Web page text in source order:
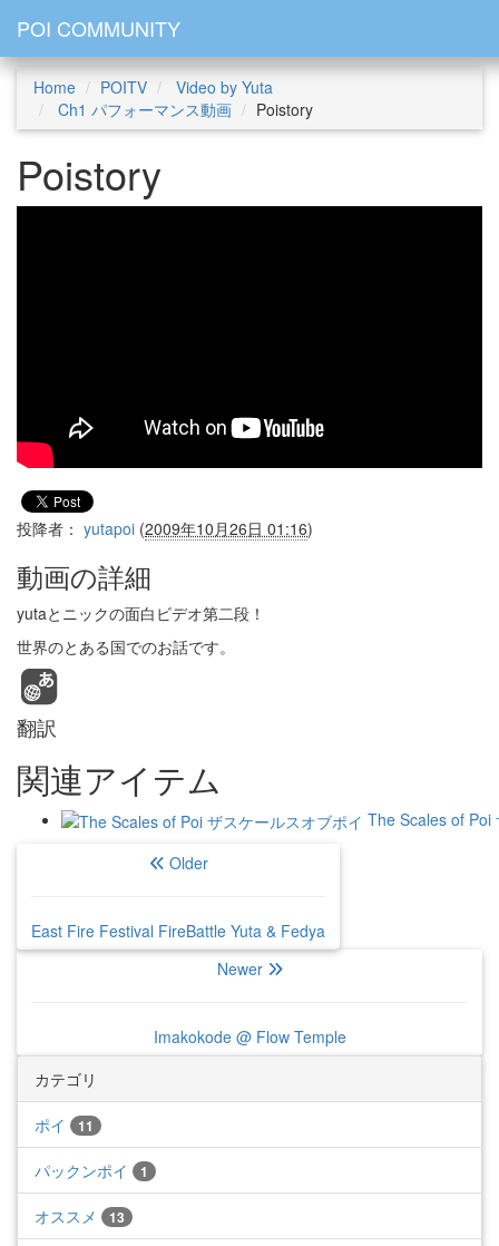
POI COMMUNITY
Home POITV
Video by Yuta
Ch1 パフォーマンス動画
Poistory
Poistory
投降者： yutapoi (2009年10月26日 01:16)
動画の詳細
yutaとニックの面白ビデオ第二段！
世界のとある国でのお話です。
翻訳
関連アイテム
The Scales of Poi
Older
East Fire Festival FireBattle Yuta & Fedya
Newer
Imakokode @ Flow Temple
カテゴリ
ポイ 11
パックンポイ 1
オススメ 13